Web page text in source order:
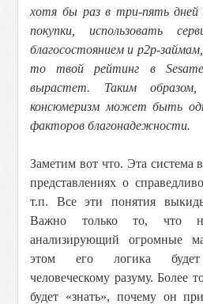
хотя бы раз в три-пять дней
покупки, использовать
благосостоянием и p2p-
то твой рейтинг в
вырастет. Таким
консюмеризм может быть
факторов благонадежности.
Заметим вот что. Эта система
представлениях о
т.п. Все эти понятия
Важно только то, что
анализирующий огромные
этом его логика
человеческому разуму. Более
будет «знать», почему он